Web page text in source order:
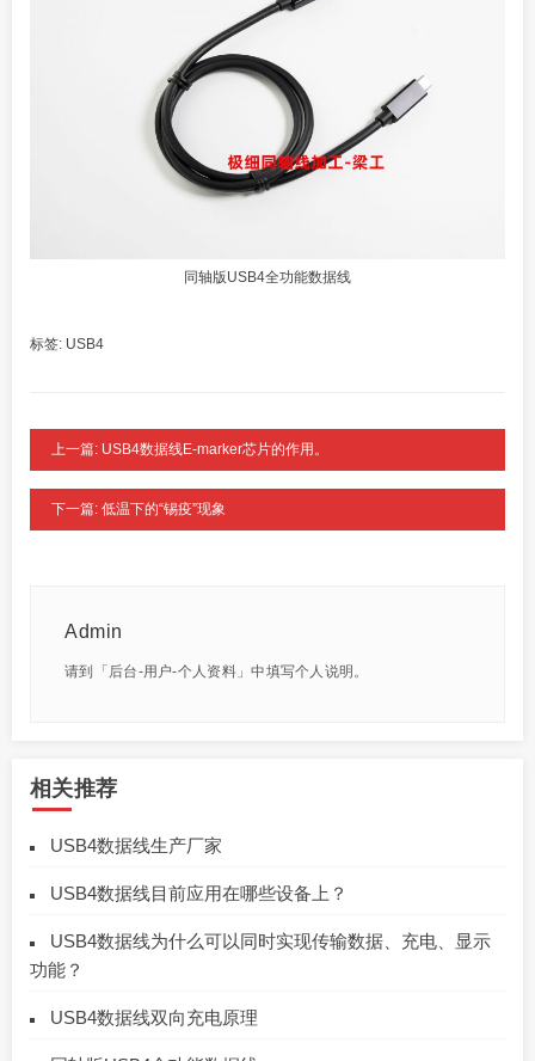
同轴版USB4全功能数据线
标签: USB4
上一篇: USB4数据线E-marker芯片的作用。
下一篇: 低温下的“锡疫”现象
Admin
请到「后台-用户-个人资料」中填写个人说明。
相关推荐
USB4数据线生产厂家
USB4数据线目前应用在哪些设备上？
USB4数据线为什么可以同时实现传输数据、充电、显示
功能？
USB4数据线双向充电原理